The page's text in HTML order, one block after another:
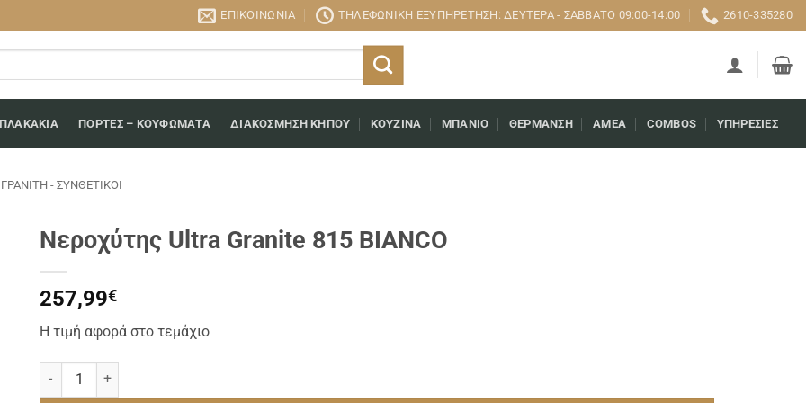
ΕΠΙΚΟΙΝΩΝΊΑ ΤΗΛΕΦΩΝΙΚΉ ΕΞΥΠΗΡΈΤΗΣΗ: ΔΕΥΤΈΡΑ - ΣΆΒΒΑΤΟ 09:00-14:00 2610-335280
ΠΌΡΤΕΣ – ΚΟΥΦΏΜΑΤΑ ΔΙΑΚΌΣΜΗΣΗ ΚΉΠΟΥ ΚΟΥΖΊΝΑ ΜΠΆΝΙΟ ΘΈΡΜΑΝΣΗ AMEA COMBOS ΥΠΗΡΕΣΊΕΣ
- ΣΥΝΘΕΤΙΚΟΊ
Νεροχύτης Ultra Granite 815 BIANCO
257,99€
Η τιμή αφορά στο τεμάχιο
Νεροχύτης Ultra Granite 815 BIANCO ποσότητα